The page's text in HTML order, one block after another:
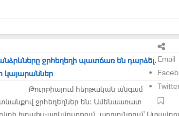
Email
ջրհեղեղի պատճառ են դարձել.
կայարաններ
Թուրքիայում հերթական անգամ
ջրհեղեղներ են: Ամենաառատ